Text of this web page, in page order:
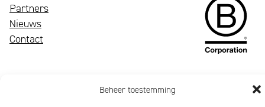
Beheer toestemming
bloeiend
merk
trekt
Wij
zijn
Mattmo,
Partners
Nieuws
Contact